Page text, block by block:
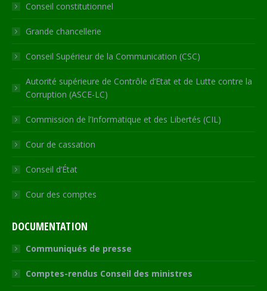
windowwindowwindowwindow
new
Conseil constitutionnel
Grande chancellerie
Conseil Supérieur de la Communication (CSC)
Autorité supérieure de Contrôle d’Etat et de Lutte contre la
Corruption (ASCE-LC)
Commission de l’Informatique et des Libertés (CIL)
Cour de cassation
Conseil d’État
Cour des comptes
DOCUMENTATION
Communiqués de presse
Comptes-rendus Conseil des ministres